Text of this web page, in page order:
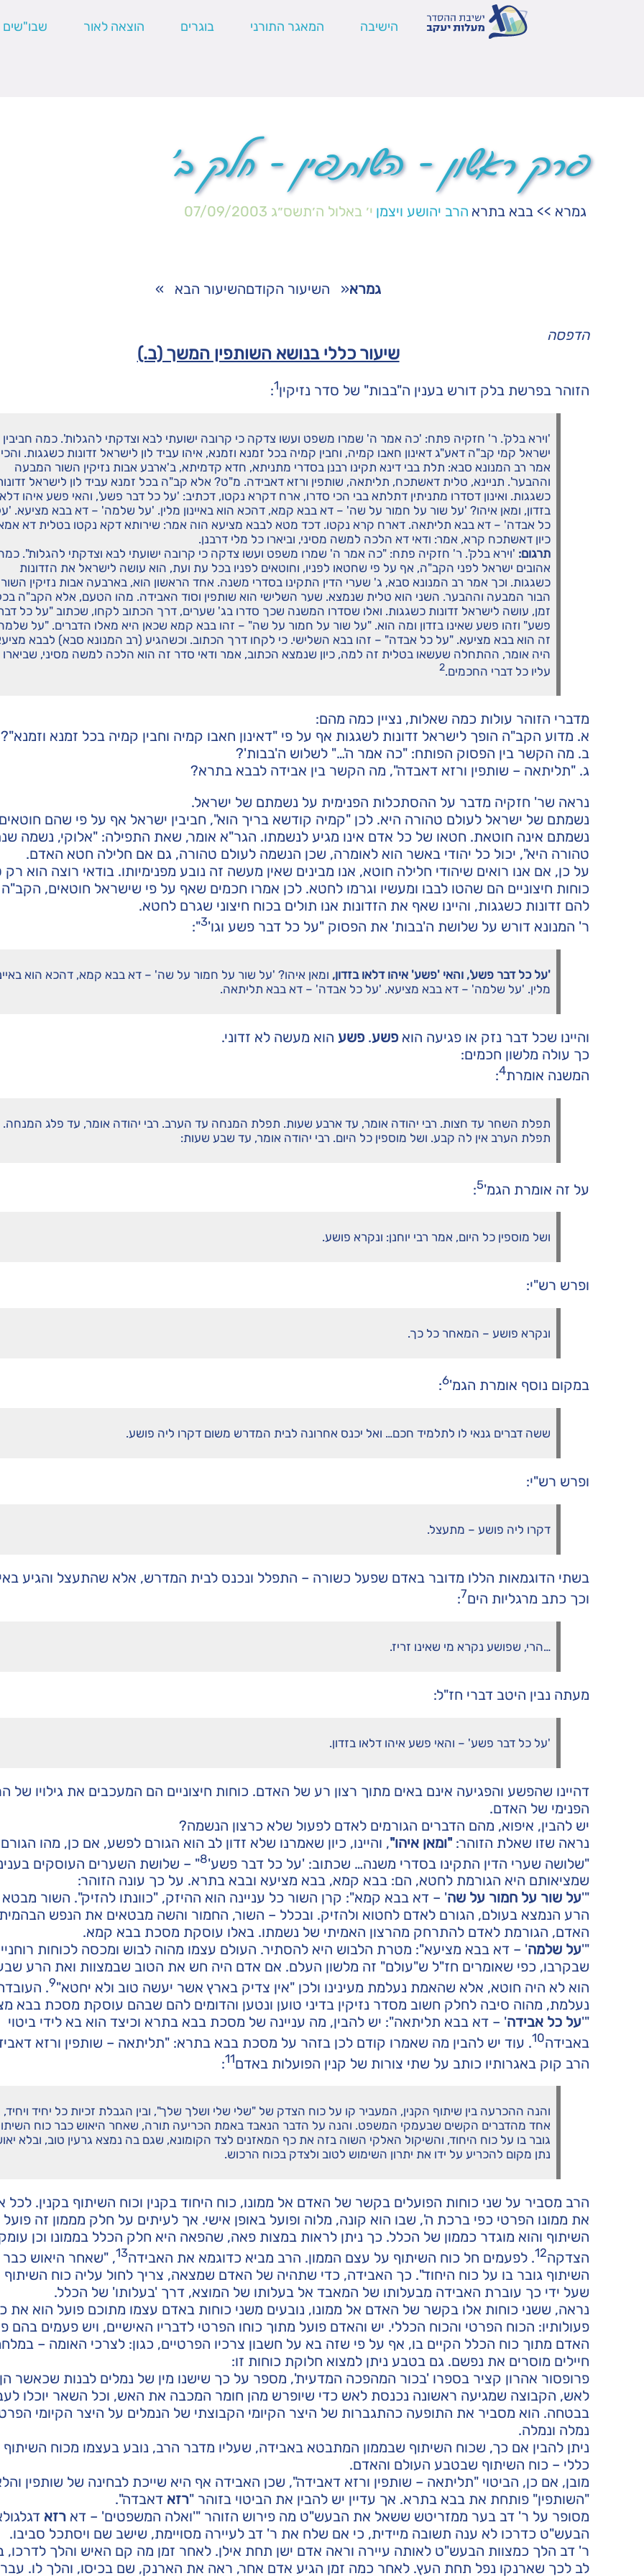
הישיבה המאגר התורני בוגרים הוצאה לאור שבו"שים
פרק ראשון – השותפין – חלק ב'
גמרא >> בבא בתרא הרב יהושע ויצמן י׳ באלול ה׳תשס״ג 07/09/2003
גמרא« השיעור הקודםהשיעור הבא »
הדפסה
שיעור כללי בנושא השותפין המשך (ב.)
הזוהר בפרשת בלק דורש בענין ה"בבות" של סדר נזיקין1
:
'וירא בלק'. ר' חזקיה פתח: 'כה אמר ה' שמרו משפט ועשו צדקה כי קרובה ישועתי לבא וצדקתי להגלות'. כמה חביבין
ישראל קמי קב"ה דאע"ג דאינון חאבו קמיה, וחבין קמיה בכל זמנא וזמנא, איהו עביד לון לישראל זדונות כשגגות. והכי
אמר רב המנונא סבא: תלת בבי דינא תקינו רבנן בסדרי מתניתא, חדא קדמיתא, ב'ארבע אבות נזיקין השור המבעה
וההבער'. תניינא, טלית דאשתכח, תליתאה, שותפין ורזא דאבידה. מ"ט? אלא קב"ה בכל זמנא עביד לון לישראל
כשגגות. ואינון דסדרו מתניתין דתלתא בבי הכי סדרו, ארח דקרא נקטו, דכתיב: 'על כל דבר פשע', והאי פשע איהו
בזדון, ומאן איהו? 'על שור על חמור על שה' – דא בבא קמא, דהכא הוא באיינון מלין. 'על שלמה' – דא בבא מציעא.
כל אבדה' – דא בבא תליתאה. דארח קרא נקטו. דכד מטא לבבא מציעא הוה אמר: שירותא דקא נקטו בטלית דא
כיון דאשתכח קרא, אמר: ודאי דא הלכה למשה מסיני, וביארו כל מלי דרבנן.
תרגום: 'וירא בלק'. ר' חזקיה פתח: "כה אמר ה' שמרו משפט ועשו צדקה כי קרובה ישועתי לבא וצדקתי להגלות".
אהובים ישראל לפני הקב"ה, אף על פי שחטאו לפניו, וחוטאים לפניו בכל עת ועת, הוא עושה לישראל את הזדונות
כשגגות. וכך אמר רב המנונא סבא, ג' שערי הדין התקינו בסדרי משנה. אחד הראשון הוא, בארבעה אבות נזיקין השור
הבור המבעה וההבער. השני הוא טלית שנמצא. שער השלישי הוא שותפין וסוד האבידה. מהו הטעם, אלא הקב"ה
זמן, עושה לישראל זדונות כשגגות. ואלו שסדרו המשנה שכך סדרו בג' שערים, דרך הכתוב לקחו, שכתוב "על כל
פשע" וזהו פשע שאינו בזדון ומה הוא. "על שור על חמור על שה" – זהו בבא קמא שכאן היא מאלו הדברים. "על
זה הוא בבא מציעא. "על כל אבדה" – זהו בבא השלישי. כי לקחו דרך הכתוב. וכשהגיע (רב המנונא סבא) לבבא
היה אומר, ההתחלה שעשאו בטלית זה למה, כיון שנמצא הכתוב, אמר ודאי סדר זה הוא הלכה למשה מסיני, שביארו
עליו כל דברי החכמים.2
מדברי הזוהר עולות כמה שאלות, נציין כמה מהם:
א. מדוע הקב"ה הופך לישראל זדונות לשגגות אף על פי "דאינון חאבו קמיה וחבין קמיה בכל זמנא וזמנא"?
ב. מה הקשר בין הפסוק הפותח: "כה אמר ה'…" לשלוש ה'בבות'?
ג. "תליתאה – שותפין ורזא דאבדה", מה הקשר בין אבידה לבבא בתרא?
נראה שר' חזקיה מדבר על ההסתכלות הפנימית על נשמתם של ישראל.
נשמתם של ישראל לעולם טהורה היא. לכן "קמיה קודשא בריך הוא", חביבין ישראל אף על פי שהם
נשמתם אינה חוטאת. חטאו של כל אדם אינו מגיע לנשמתו. הגר"א אומר, שאת התפילה: "אלוקי, נשמה
טהורה היא", יכול כל יהודי באשר הוא לאומרה, שכן הנשמה לעולם טהורה, גם אם חלילה חטא האדם.
על כן, אם אנו רואים שיהודי חלילה חוטא, אנו מבינים שאין מעשה זה נובע מפנימיותו. בודאי רוצה הוא
כוחות חיצוניים הם שהטו לבבו ומעשיו וגרמו לחטא. לכן אמרו חכמים שאף על פי שישראל חוטאים,
להם זדונות כשגגות, והיינו שאף את הזדונות אנו תולים בכוח חיצוני שגרם לחטא.
ר' המנונא דורש על שלושת ה'בבות' את הפסוק "על כל דבר פשע וגו'3
":
'על כל דבר פשע', והאי 'פשע' איהו דלאו בזדון, ומאן איהו? 'על שור על חמור על שה' – דא בבא קמא, דהכא הוא
מלין. 'על שלמה' – דא בבא מציעא. 'על כל אבדה' – דא בבא תליתאה.
והיינו שכל דבר נזק או פגיעה הוא פשע. פשע הוא מעשה לא זדוני.
כך עולה מלשון חכמים:
המשנה אומרת4
:
תפלת השחר עד חצות. רבי יהודה אומר, עד ארבע שעות. תפלת המנחה עד הערב. רבי יהודה אומר, עד פלג המנחה.
תפלת הערב אין לה קבע. ושל מוספין כל היום. רבי יהודה אומר, עד שבע שעות:
על זה אומרת הגמ'5
:
ושל מוספין כל היום, אמר רבי יוחנן: ונקרא פושע.
ופרש רש"י:
ונקרא פושע – המאחר כל כך.
במקום נוסף אומרת הגמ'6
:
ששה דברים גנאי לו לתלמיד חכם… ואל יכנס אחרונה לבית המדרש משום דקרו ליה פושע.
ופרש רש"י:
דקרו ליה פושע – מתעצל.
בשתי הדוגמאות הללו מדובר באדם שפעל כשורה – התפלל ונכנס לבית המדרש, אלא שהתעצל והגיע
וכך כתב מרגליות הים7
:
…הרי, שפושע נקרא מי שאינו זריז.
מעתה נבין היטב דברי חז"ל:
'על כל דבר פשע' – והאי פשע איהו דלאו בזדון.
דהיינו שהפשע והפגיעה אינם באים מתוך רצון רע של האדם. כוחות חיצוניים הם המעכבים את גילויו של
הפנימי של האדם.
יש להבין, איפוא, מהם הדברים הגורמים לאדם לפעול שלא כרצון הנשמה?
נראה שזו שאלת הזוהר:"ומאן איהו", והיינו, כיון שאמרנו שלא זדון לב הוא הגורם לפשע, אם כן, מהו
"שלושה שערי הדין התקינו בסדרי משנה… שכתוב: 'על כל דבר פשע'8" – שלושת השערים העוסקים
שמציאותם היא הגורמת לחטא, הם: בבא קמא, בבא מציעא ובבא בתרא. על כך עונה הזוהר:
"'על שור על חמור על שה' – דא בבא קמא": קרן השור כל עניינה הוא ההיזק, "כוונתו להזיק". השור
הרע הנמצא בעולם, הגורם לאדם לחטוא ולהזיק. ובכלל – השור, החמור והשה מבטאים את הנפש
האדם, הגורמת לאדם להתרחק מהרצון האמיתי של נשמתו. באלו עוסקת מסכת בבא קמא.
"'על שלמה' – דא בבא מציעא": מטרת הלבוש היא להסתיר. העולם עצמו מהוה לבוש ומכסה לכוחות
שבקרבו, כפי שאומרים חז"ל ש"עולם" זה מלשון העלם. אם אדם היה חש את הטוב שבמצוות ואת הרע
הוא לא היה חוטא, אלא שהאמת נעלמת מעינינו ולכן "אין צדיק בארץ אשר יעשה טוב ולא יחטא"9
.
נעלמת, מהוה סיבה לחלק חשוב מסדר נזיקין בדיני טוען ונטען והדומים להם שבהם עוסקת מסכת בבא
"'על כל אבידה' – דא בבא תליתאה": יש להבין, מה עניינה של מסכת בבא בתרא וכיצד הוא בא לידי ביטוי
באבידה10. עוד יש להבין מה שאמרו קודם לכן בזהר על מסכת בבא בתרא: "תליתאה – שותפין ורזא
הרב קוק באגרותיו כותב על שתי צורות של קנין הפועלות באדם11
:
והנה ההכרעה בין שיתוף הקנין, המעביר קו על כוח הצדק של "שלי שלי ושלך שלך", ובין הגבלת זכיות כל יחיד ויחיד,
אחד מהדברים הקשים שבעמקי המשפט. והנה על הדבר הנאבד באמת הכריעה תורה, שאחר היאוש כבר כוח
גובר בו על כוח היחוד, והשיקול האלקי השוה בזה את כף המאזנים לצד הקומונא, שגם בה נמצא גרעין טוב, ובלא
נתן מקום להכריע על ידו את יתרון השימוש לטוב ולצדק בכוח הרכוש.
הרב מסביר על שני כוחות הפועלים בקשר של האדם אל ממונו, כוח היחוד בקנין וכוח השיתוף בקנין. לכל
את ממונו הפרטי כפי ברכת ה', שבו הוא קונה, מלוה ופועל באופן אישי. אך לעיתים על חלק מממון זה פועל
השיתוף והוא מוגדר כממון של הכלל. כך ניתן לראות במצות פאה, שהפאה היא חלק הכלל בממונו וכן
הצדקה12. לפעמים חל כוח השיתוף על עצם הממון. הרב מביא כדוגמא את האבידה13, "שאחר היאוש כבר
השיתוף גובר בו על כוח היחוד". כך האבידה, כדי שתהיה של האדם שמצאה, צריך לחול עליה כוח השיתוף
שעל ידי כך עוברת האבידה מבעלותו של המאבד אל בעלותו של המוצא, דרך 'בעלותו' של הכלל.
נראה, ששני כוחות אלו בקשר של האדם אל ממונו, נובעים משני כוחות באדם עצמו מתוכם פועל הוא את
פעולותיו: הכוח הפרטי והכוח הכללי. יש והאדם פועל מתוך כוחו הפרטי לדבריו האישיים, ויש פעמים בהם
האדם מתוך כוח הכלל הקיים בו, אף על פי שזה בא על חשבון צרכיו הפרטיים, כגון: לצרכי האומה –
חיילים מוסרים את נפשם. גם בטבע ניתן למצוא חלוקת כוחות זו:
פרופסור אהרון קציר בספרו 'בכור המהפכה המדעית', מספר על כך שישנו מין של נמלים לבנות שכאשר
לאש, הקבוצה שמגיעה ראשונה נכנסת לאש כדי שיופרש מהן חומר המכבה את האש, וכל השאר יוכלו
בבטחה. הוא מסביר את התופעה כהתגברות של היצר הקיומי הקבוצתי של הנמלים על היצר הקיומי
נמלה ונמלה.
ניתן להבין אם כך, שכוח השיתוף שבממון המתבטא באבידה, שעליו מדבר הרב, נובע בעצמו מכוח השיתוף
כללי – כוח השיתוף שבטבע העולם והאדם.
מובן, אם כן, הביטוי "תליתאה – שותפין ורזא דאבידה", שכן האבידה אף היא שייכת לבחינה של שותפין
"השותפין" פותחת את בבא בתרא. אך עדיין יש להבין את הביטוי בזוהר "רזא דאבדה".
מסופר על ר' דב בער ממזריטש ששאל את הבעש"ט מה פירוש הזוהר "'ואלה המשפטים' – דא רזא
הבעש"ט כדרכו לא ענה תשובה מיידית, כי אם שלח את ר' דב לעיירה מסויימת, שישב שם ויסתכל סביבו.
ר' דב הלך כמצוות הבעש"ט לאותה עיירה וראה אדם ישן תחת אילן. לאחר זמן מה קם האיש והלך לדרכו,
לב לכך שארנקו נפל תחת העץ. לאחר כמה זמן הגיע אדם אחר, ראה את הארנק, שם בכיסו, והלך לו. עבר